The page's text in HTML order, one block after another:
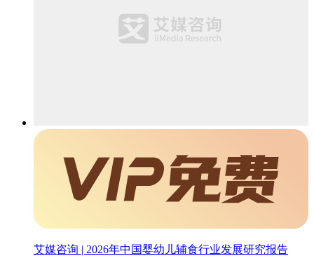
艾媒咨询 | 2026年中国婴幼儿辅食行业发展研究报告